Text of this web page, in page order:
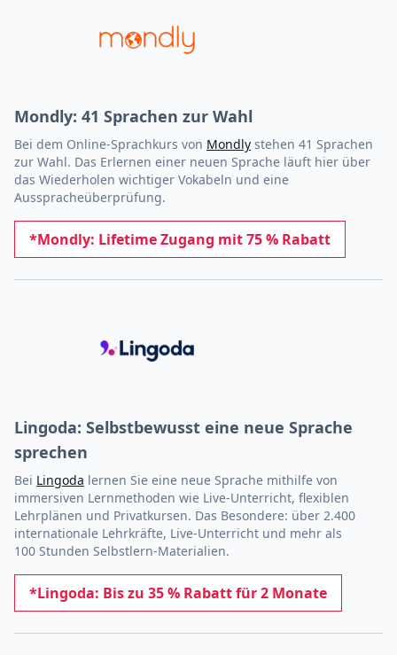
Mondly: 41 Sprachen zur Wahl
Bei dem Online-Sprachkurs von Mondly stehen 41 Sprachen
zur Wahl. Das Erlernen einer neuen Sprache läuft hier über
das Wiederholen wichtiger Vokabeln und eine
Ausspracheüberprüfung.
*Mondly: Lifetime Zugang mit 75 % Rabatt
Lingoda: Selbstbewusst eine neue Sprache
sprechen
Bei Lingoda lernen Sie eine neue Sprache mithilfe von
immersiven Lernmethoden wie Live-Unterricht, flexiblen
Lehrplänen und Privatkursen. Das Besondere: über 2.400
internationale Lehrkräfte, Live-Unterricht und mehr als
100 Stunden Selbstlern-Materialien.
*Lingoda: Bis zu 35 % Rabatt für 2 Monate